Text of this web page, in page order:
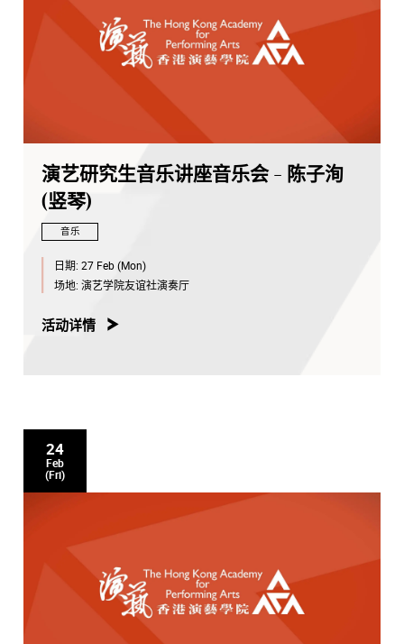
演艺研究生音乐讲座音乐会 - 陈子洵
(竖琴)
音乐
日期: 27 Feb (Mon)
场地: 演艺学院友谊社演奏厅
活动详情
24
Feb
(Fri)